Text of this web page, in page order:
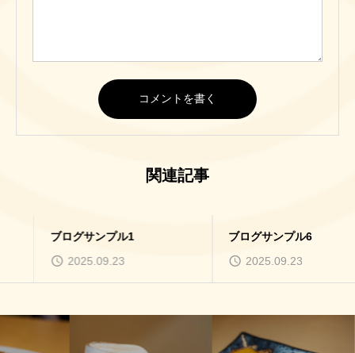
関連記事
ブログサンプル1
2025.09.23
ブログサンプル6
2025.09.23